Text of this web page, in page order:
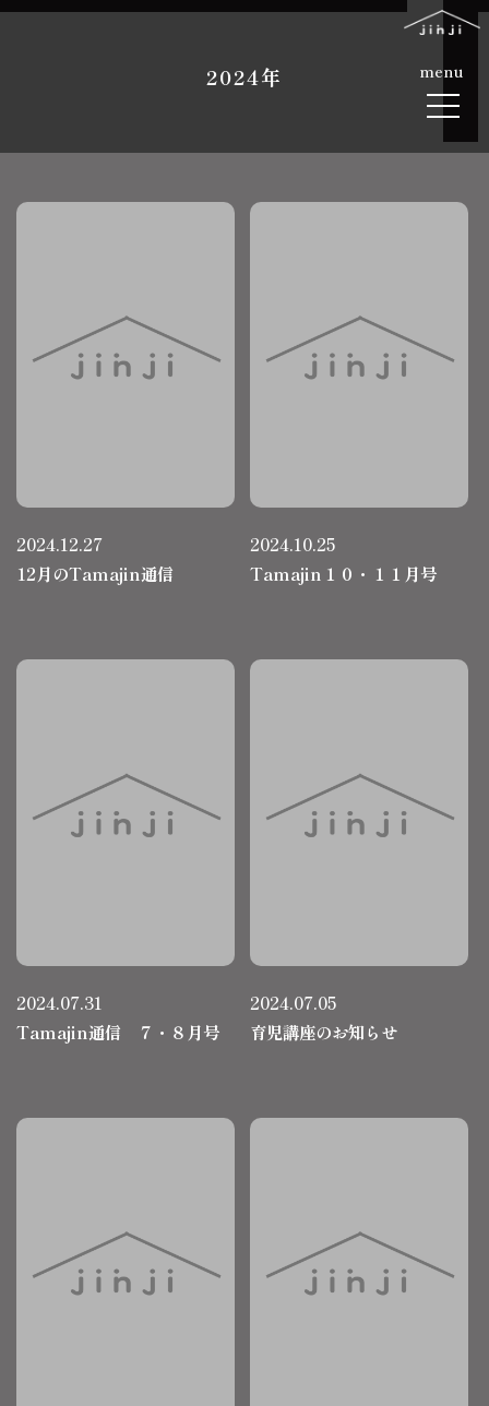
menu
2024年
2024.12.27
12月のTamajin通信
2024.10.25
Tamajin１０・１１月号
2024.07.31
Tamajin通信 ７・８月号
2024.07.05
育児講座のお知らせ